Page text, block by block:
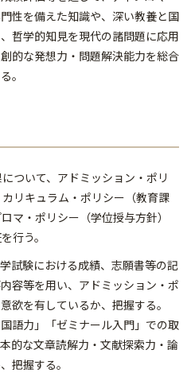
性を備えた知識や、深い教養と国
哲学的知見を現代の諸問題に応用
的な発想力・問題解決能力を総合
。
ついて、アドミッション・ポリ
リキュラム・ポリシー（教育課
マ・ポリシー（学位授与方針）
行う。
試験における成績、志願書等の記
容等を用い、アドミッション・ポ
欲を有しているか、把握する。
語力」「ゼミナール入門」での取
的な文章読解力・文献探索力・論
把握する。